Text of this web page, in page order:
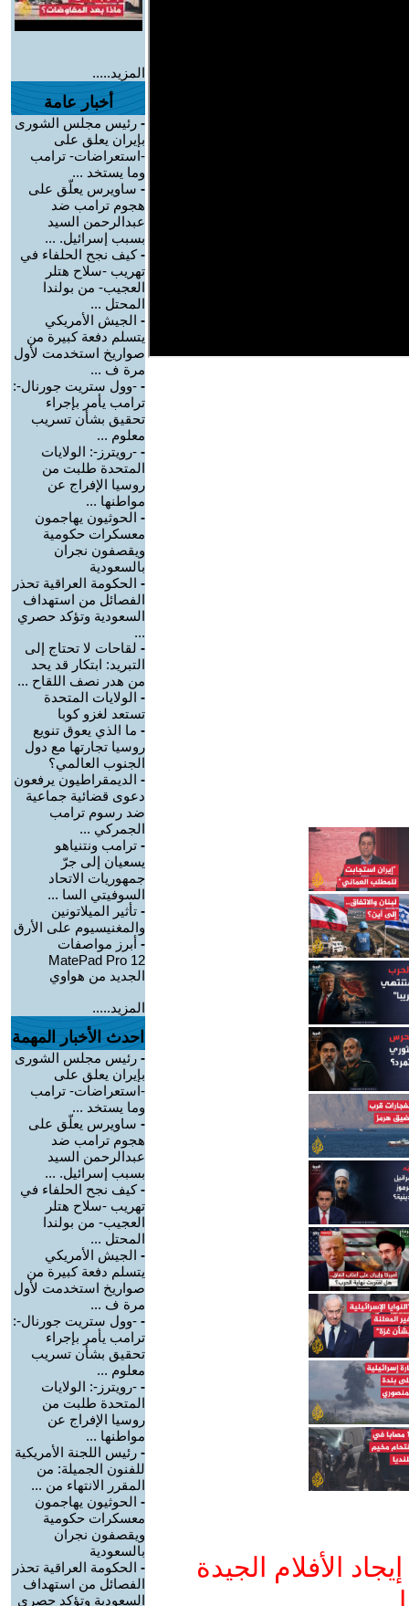
الأفلام الجيدة
المزيد.....
أخبار عامة
- رئيس مجلس الشورى
بإيران يعلق على
-استعراضات- ترامب
وما يستخد ...
- ساويرس يعلّق على
هجوم ترامب ضد
عبدالرحمن السيد
بسبب إسرائيل. ...
-كيف نجح الحلفاء في
تهريب -سلاح هتلر
العجيب- من بولندا
المحتل ...
- الجيش الأمريكي
يتسلم دفعة كبيرة من
صواريخ استخدمت لأول
مرة ف ...
- -وول ستريت جورنال-:
ترامب يأمر بإجراء
تحقيق بشأن تسريب
معلوم ...
- -رويترز-: الولايات
المتحدة طلبت من
روسيا الإفراج عن
مواطنها ...
- الحوثيون يهاجمون
معسكرات حكومية
ويقصفون نجران
بالسعودية
- الحكومة العراقية تحذر
الفصائل من استهداف
السعودية وتؤكد حصري
...
- لقاحات لا تحتاج إلى
التبريد: ابتكار قد يحد
من هدر نصف اللقاح ...
- الولايات المتحدة
تستعد لغزو كوبا
- ما الذي يعوق تنويع
روسيا تجارتها مع دول
الجنوب العالمي؟
- الديمقراطيون يرفعون
دعوى قضائية جماعية
ضد رسوم ترامب
الجمركي ...
- ترامب ونتنياهو
يسعيان إلى جرّ
جمهوريات الاتحاد
السوفيتي السا ...
- تأثير الميلاتونين
والمغنيسيوم على الأرق
- أبرز مواصفات
MatePad Pro 12
الجديد من هواوي
المزيد.....
احدث الأخبار المهمة
- رئيس مجلس الشورى
بإيران يعلق على
-استعراضات- ترامب
وما يستخد ...
- ساويرس يعلّق على
هجوم ترامب ضد
عبدالرحمن السيد
بسبب إسرائيل. ...
-كيف نجح الحلفاء في
تهريب -سلاح هتلر
العجيب- من بولندا
المحتل ...
- الجيش الأمريكي
يتسلم دفعة كبيرة من
صواريخ استخدمت لأول
مرة ف ...
- -وول ستريت جورنال-:
ترامب يأمر بإجراء
تحقيق بشأن تسريب
معلوم ...
- -رويترز-: الولايات
المتحدة طلبت من
روسيا الإفراج عن
مواطنها ...
- رئيس اللجنة الأمريكية
للفنون الجميلة: من
المقرر الانتهاء من ...
- الحوثيون يهاجمون
معسكرات حكومية
ويقصفون نجران
بالسعودية
- الحكومة العراقية تحذر
الفصائل من استهداف
السعودية وتؤكد حصري